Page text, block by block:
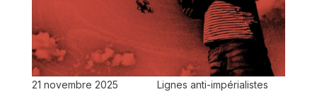
21 novembre 2025 Lignes anti-impérialistes